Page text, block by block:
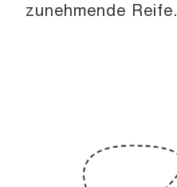
zunehmende Reife.